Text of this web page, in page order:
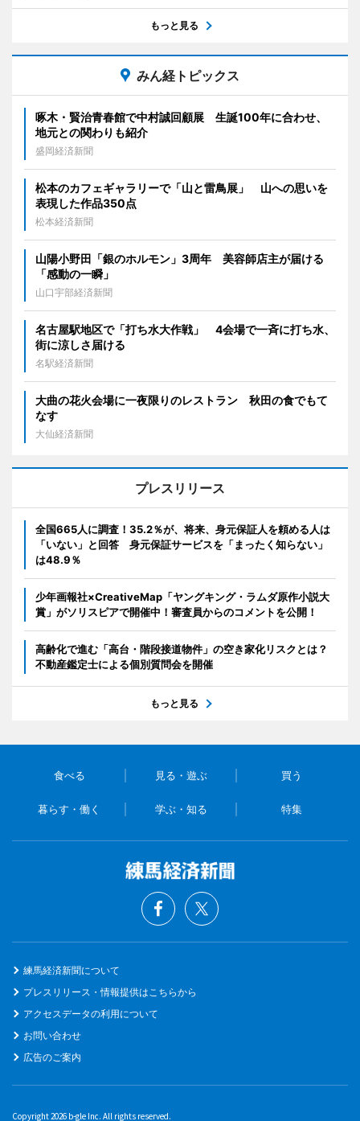
もっと見る
みん経トピックス
啄木・賢治青春館で中村誠回顧展 生誕100年に合わせ、
地元との関わりも紹介
盛岡経済新聞
松本のカフェギャラリーで「山と雷鳥展」 山への思いを
表現した作品350点
松本経済新聞
山陽小野田「銀のホルモン」3周年 美容師店主が届ける
「感動の一瞬」
山口宇部経済新聞
名古屋駅地区で「打ち水大作戦」 4会場で一斉に打ち水、
街に涼しさ届ける
名駅経済新聞
大曲の花火会場に一夜限りのレストラン 秋田の食でもて
なす
大仙経済新聞
プレスリリース
全国665人に調査！35.2％が、将来、身元保証人を頼める人は
「いない」と回答 身元保証サービスを「まったく知らない」
は48.9％
少年画報社×CreativeMap「ヤングキング・ラムダ原作小説大
賞」がソリスピアで開催中！審査員からのコメントを公開！
高齢化で進む「高台・階段接道物件」の空き家化リスクとは？
不動産鑑定士による個別質問会を開催
もっと見る
食べる 見る・遊ぶ 買う
暮らす・働く 学ぶ・知る 特集
練馬経済新聞について
プレスリリース・情報提供はこちらから
アクセスデータの利用について
お問い合わせ
広告のご案内
Copyright 2026 b-gle Inc. All rights reserved.